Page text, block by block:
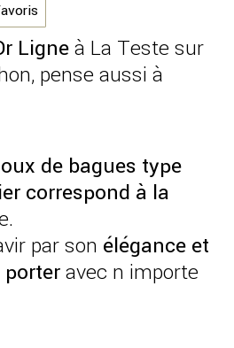
Ligneà La Teste sur
pense aussi à
de bagues type
correspond à la
par son élégance et
avec n importe